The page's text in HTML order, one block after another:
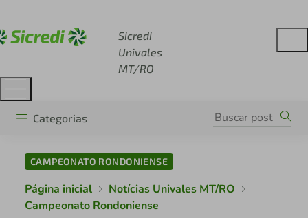
Sicredi
Univales
MT/RO
Categorias
CAMPEONATO RONDONIENSE
Página inicial
Notícias Univales MT/RO
Campeonato Rondoniense